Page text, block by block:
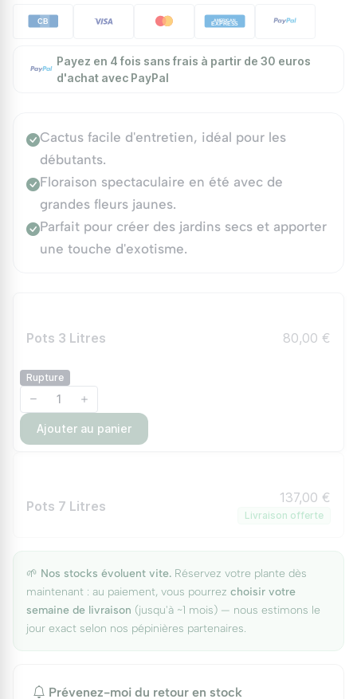
Payez en 4 fois sans frais à partir de 30 euros
d'achat avec PayPal
Cactus facile d'entretien, idéal pour les
débutants.
Floraison spectaculaire en été avec de
grandes fleurs jaunes.
Parfait pour créer des jardins secs et apporter
une touche d'exotisme.
Pots 3 Litres 80,00 €
Rupture
Ajouter au panier
Pots 7 Litres
137,00 €
Livraison offerte
🌱 Nos stocks évoluent vite. Réservez votre plante dès
maintenant : au paiement, vous pourrez choisir votre
semaine de livraison (jusqu'à ~1 mois) — nous estimons le
jour exact selon nos pépinières partenaires.
Prévenez-moi du retour en stock